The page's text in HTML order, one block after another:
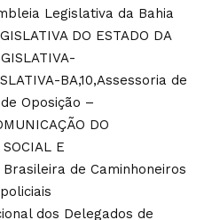
Legislativa da Bahia
DO ESTADO DA
BA,10,Assessoria de
Oposição –
DO
SOCIAL E
Brasileira de Caminhoneiros
dos Delegados de